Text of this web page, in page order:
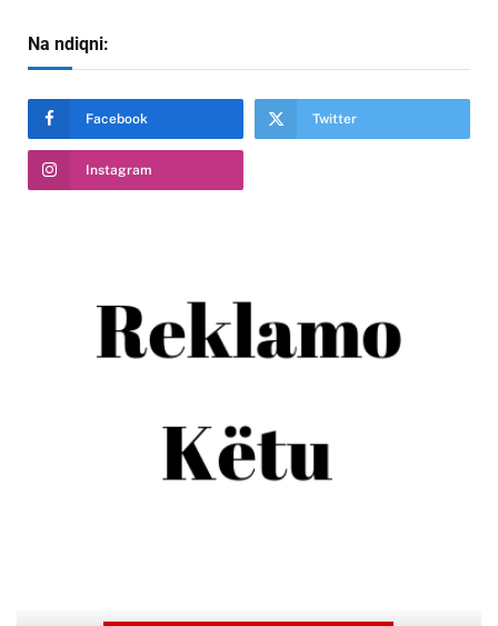
Na ndiqni:
Facebook Twitter
Instagram